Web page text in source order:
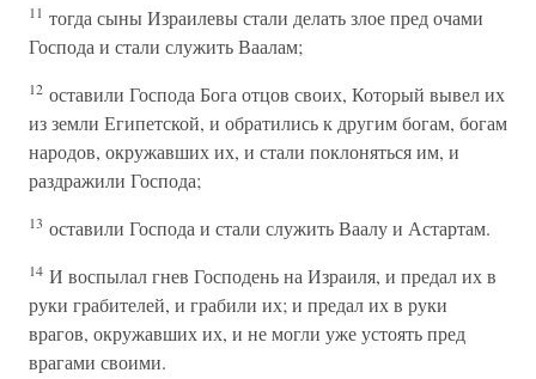
11 тогда сыны Израилевы стали делать злое пред очами
Господа и стали служить Ваалам;
12 оставили Господа Бога отцов своих, Который вывел их
из земли Египетской, и обратились к другим богам, богам
народов, окружавших их, и стали поклоняться им, и
раздражили Господа;
13 оставили Господа и стали служить Ваалу и Астартам.
14 И воспылал гнев Господень на Израиля, и предал их в
руки грабителей, и грабили их; и предал их в руки
врагов, окружавших их, и не могли уже устоять пред
врагами своими.